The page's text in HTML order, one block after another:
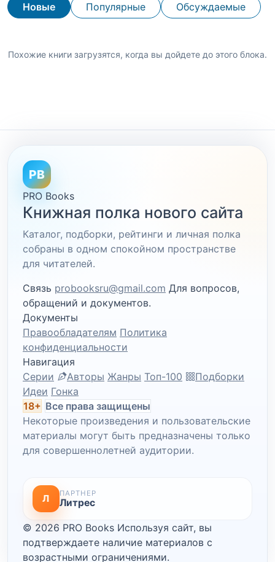
Новые Популярные Обсуждаемые
Похожие книги загрузятся, когда вы дойдете до этого блока.
PB
PRO Books
Книжная полка нового сайта
Каталог, подборки, рейтинги и личная полка
собраны в одном спокойном пространстве
для читателей.
Связь probooksru@gmail.com Для вопросов,
обращений и документов.
Документы
Правообладателям Политика
конфиденциальности
Навигация
Серии
Авторы Жанры Топ-100
Подборки
Идеи Гонка
18+ Все права защищены
Некоторые произведения и пользовательские
материалы могут быть предназначены только
для совершеннолетней аудитории.
Л ПАРТНЕР
Литрес
© 2026 PRO Books Используя сайт, вы
подтверждаете наличие материалов с
возрастными ограничениями.